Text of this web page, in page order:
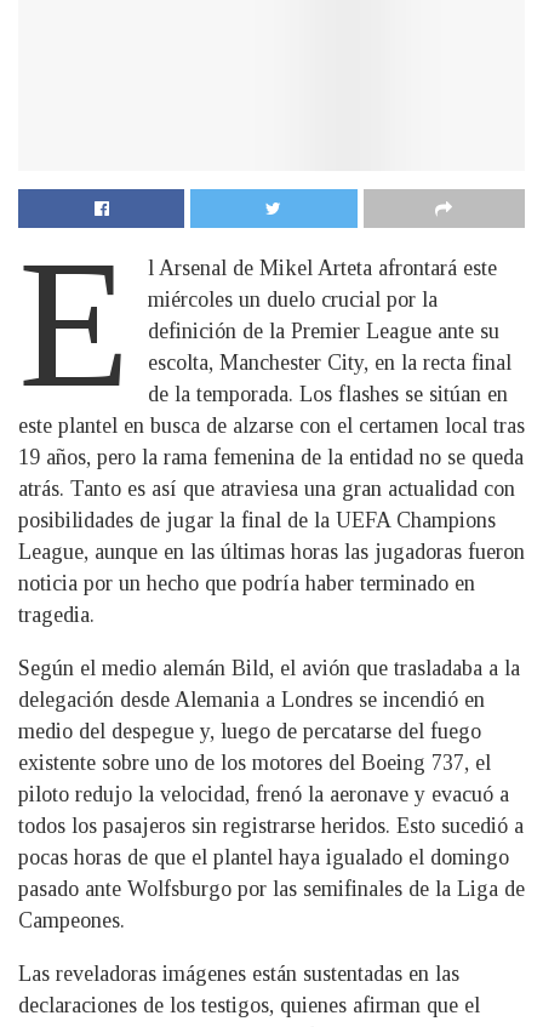
E
l Arsenal de Mikel Arteta afrontará este
miércoles un duelo crucial por la
definición de la Premier League ante su
escolta, Manchester City, en la recta final
de la temporada. Los flashes se sitúan en
este plantel en busca de alzarse con el certamen local tras
19 años, pero la rama femenina de la entidad no se queda
atrás. Tanto es así que atraviesa una gran actualidad con
posibilidades de jugar la final de la UEFA Champions
League, aunque en las últimas horas las jugadoras fueron
noticia por un hecho que podría haber terminado en
tragedia.
Según el medio alemán Bild, el avión que trasladaba a la
delegación desde Alemania a Londres se incendió en
medio del despegue y, luego de percatarse del fuego
existente sobre uno de los motores del Boeing 737, el
piloto redujo la velocidad, frenó la aeronave y evacuó a
todos los pasajeros sin registrarse heridos. Esto sucedió a
pocas horas de que el plantel haya igualado el domingo
pasado ante Wolfsburgo por las semifinales de la Liga de
Campeones.
Las reveladoras imágenes están sustentadas en las
declaraciones de los testigos, quienes afirman que el